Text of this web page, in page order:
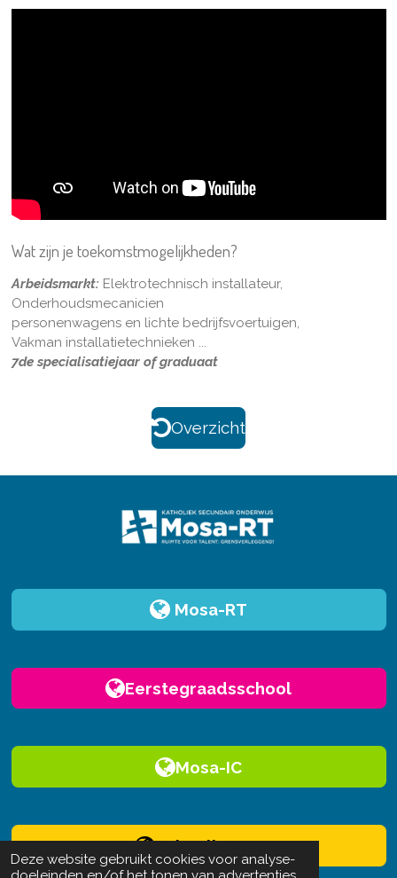
Deze website gebruikt cookies voor analyse-
Wat zijn je toekomstmogelijkheden?
Arbeidsmarkt: Elektrotechnisch installateur,
Onderhoudsmecanicien
personenwagens en lichte bedrijfsvoertuigen,
Vakman installatietechnieken ...
7de specialisatiejaar of graduaat
Overzicht
Mosa-RT
Eerstegraadsschool
Mosa-IC
Schoolhouse